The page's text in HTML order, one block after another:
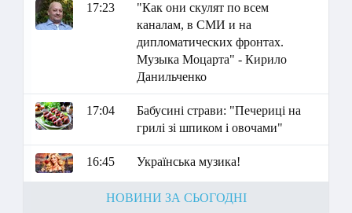
17:23
"Как они скулят по всем
каналам, в СМИ и на
дипломатических фронтах.
Музыка Моцарта" - Кирило
Данильченко
17:04
Бабусині страви: "Печериці на
грилі зі шпиком і овочами"
16:45 Українська музика!
НОВИНИ ЗА СЬОГОДНІ